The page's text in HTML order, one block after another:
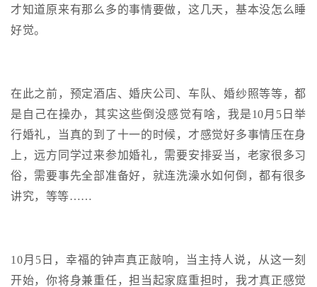
子
直
的
动
我
关
注
的
开
者
堂
我
的
Programs
我
的
支
我
才知道原来有那么多的事情要做，这几天，基本没怎么睡
好觉。
在此之前，预定酒店、婚庆公司、车队、婚纱照等等，都
是自己在操办，其实这些倒没感觉有啥，我是10月5日举
行婚礼，当真的到了十一的时候，才感觉好多事情压在身
上，远方同学过来参加婚礼，需要安排妥当，老家很多习
俗，需要事先全部准备好，就连洗澡水如何倒，都有很多
讲究，等等……
10月5日，幸福的钟声真正敲响，当主持人说，从这一刻
开始，你将身兼重任，担当起家庭重担时，我才真正感觉